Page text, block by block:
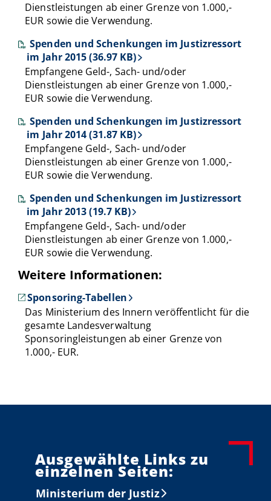
Dienstleistungen ab einer Grenze von 1.000,-
EUR sowie die Verwendung.
Spenden und Schenkungen im Justizressort
im Jahr 2015 (36.97 KB)
Empfangene Geld-, Sach- und/oder
Dienstleistungen ab einer Grenze von 1.000,-
EUR sowie die Verwendung.
Spenden und Schenkungen im Justizressort
im Jahr 2014 (31.87 KB)
Empfangene Geld-, Sach- und/oder
Dienstleistungen ab einer Grenze von 1.000,-
EUR sowie die Verwendung.
Spenden und Schenkungen im Justizressort
im Jahr 2013 (19.7 KB)
Empfangene Geld-, Sach- und/oder
Dienstleistungen ab einer Grenze von 1.000,-
EUR sowie die Verwendung.
Weitere Informationen:
Sponsoring-Tabellen
Das Ministerium des Innern veröffentlicht für die
gesamte Landesverwaltung
Sponsoringleistungen ab einer Grenze von
1.000,- EUR.
Ausgewählte Links zu
einzelnen Seiten:
Ministerium der Justiz